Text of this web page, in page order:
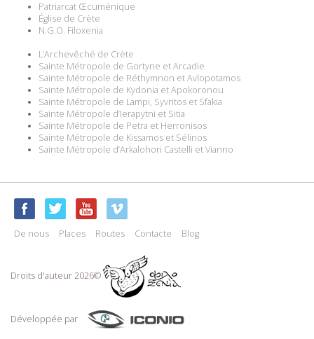
Patriarcat Œcuménique
Église de Crète
N.G.O. Filoxenia
L’Archevêché de Crète
Sainte Métropole de Gortyne et Arcadie
Sainte Métropole de Réthymnon et Avlopotamos
Sainte Métropole de Kydonia et Apokoronou
Sainte Métropole de Lampi, Syvritos et Sfakia
Sainte Métropole d’Ierapytni et Sitia
Sainte Métropole de Petra et Herronisos
Sainte Métropole de Kissamos et Sélinos
Sainte Métropole d’Arkalohori Castelli et Vianno
De nous Places Routes Contacte Blog
Droits d'auteur 2026©
Développée par